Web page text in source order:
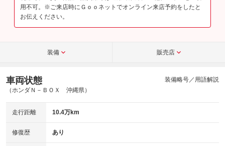
用不可。※ご来店時にＧｏｏネットでオンライン来店予約をしたと
お伝えください。
装備 販売店
車両状態
（ホンダＮ－ＢＯＸ 沖縄県）
装備略号／用語解説
走行距離 10.4万km
修復歴 あり